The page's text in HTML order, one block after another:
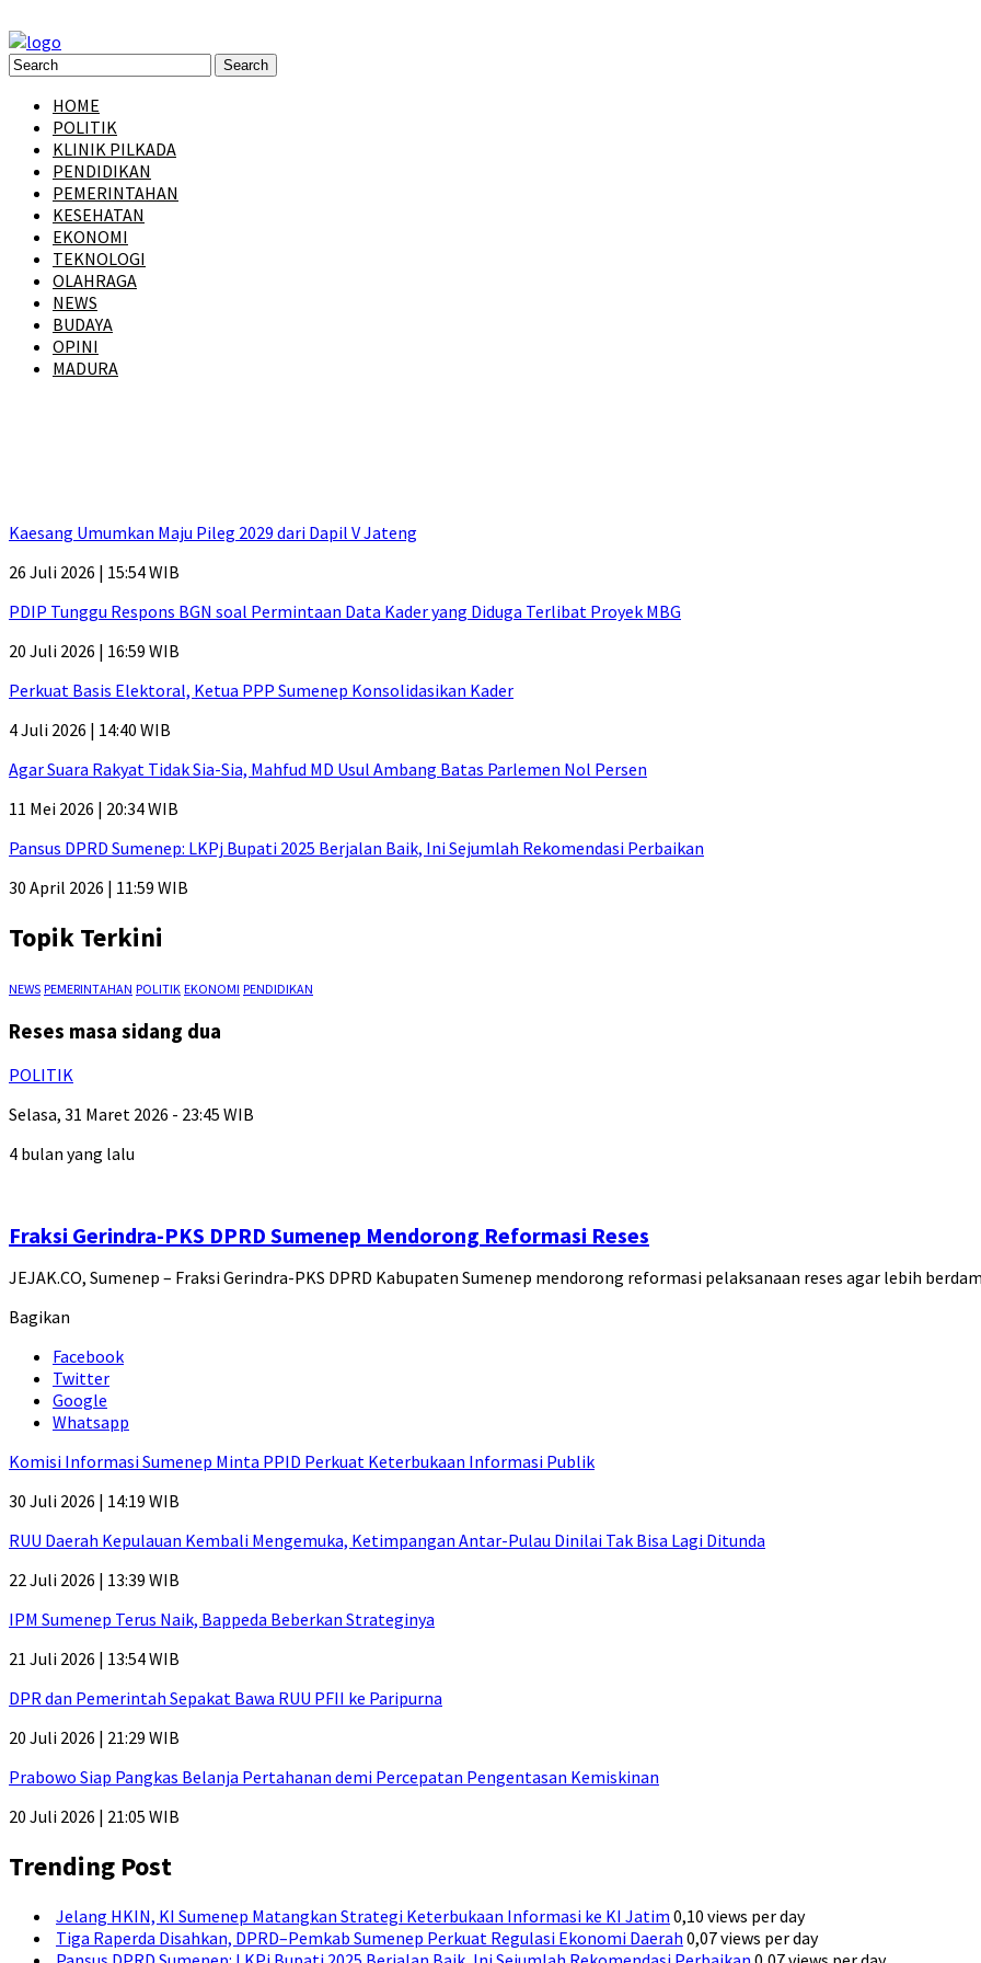
HOME
POLITIK
KLINIK PILKADA
PENDIDIKAN
PEMERINTAHAN
KESEHATAN
EKONOMI
TEKNOLOGI
OLAHRAGA
NEWS
BUDAYA
OPINI
MADURA
Kaesang Umumkan Maju Pileg 2029 dari Dapil V Jateng
26 Juli 2026 | 15:54 WIB
PDIP Tunggu Respons BGN soal Permintaan Data Kader yang Diduga Terlibat Proyek MBG
20 Juli 2026 | 16:59 WIB
Perkuat Basis Elektoral, Ketua PPP Sumenep Konsolidasikan Kader
4 Juli 2026 | 14:40 WIB
Agar Suara Rakyat Tidak Sia-Sia, Mahfud MD Usul Ambang Batas Parlemen Nol Persen
11 Mei 2026 | 20:34 WIB
Pansus DPRD Sumenep: LKPj Bupati 2025 Berjalan Baik, Ini Sejumlah Rekomendasi Perbaikan
30 April 2026 | 11:59 WIB
Topik Terkini
NEWS PEMERINTAHAN POLITIK EKONOMI PENDIDIKAN
Reses masa sidang dua
POLITIK
Selasa, 31 Maret 2026 - 23:45 WIB
4 bulan yang lalu
Fraksi Gerindra-PKS DPRD Sumenep Mendorong Reformasi Reses
JEJAK.CO, Sumenep – Fraksi Gerindra-PKS DPRD Kabupaten Sumenep mendorong reformasi pelaksanaan reses agar lebih
Bagikan
Facebook
Twitter
Google
Whatsapp
Komisi Informasi Sumenep Minta PPID Perkuat Keterbukaan Informasi Publik
30 Juli 2026 | 14:19 WIB
RUU Daerah Kepulauan Kembali Mengemuka, Ketimpangan Antar-Pulau Dinilai Tak Bisa Lagi Ditunda
22 Juli 2026 | 13:39 WIB
IPM Sumenep Terus Naik, Bappeda Beberkan Strateginya
21 Juli 2026 | 13:54 WIB
DPR dan Pemerintah Sepakat Bawa RUU PFII ke Paripurna
20 Juli 2026 | 21:29 WIB
Prabowo Siap Pangkas Belanja Pertahanan demi Percepatan Pengentasan Kemiskinan
20 Juli 2026 | 21:05 WIB
Trending Post
Jelang HKIN, KI Sumenep Matangkan Strategi Keterbukaan Informasi ke KI Jatim 0,10 views per day
Tiga Raperda Disahkan, DPRD–Pemkab Sumenep Perkuat Regulasi Ekonomi Daerah 0,07 views per day